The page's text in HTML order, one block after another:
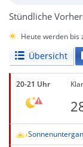
Stündliche
Heute werden bis
Übersicht
20-21 Uhr Klar